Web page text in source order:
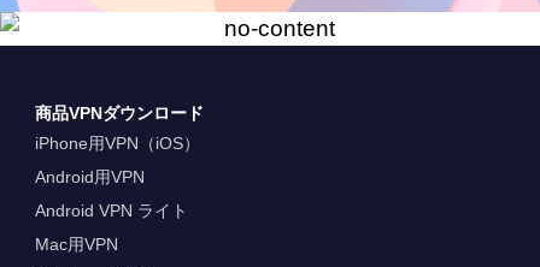
商品VPNダウンロード
iPhone用VPN（iOS）
Android用VPN
Android VPN ライト
Mac用VPN